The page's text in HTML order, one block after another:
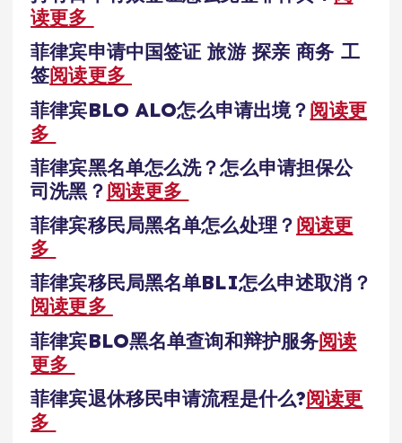
读更多
菲律宾申请中国签证 旅游 探亲 商务 工
签阅读更多
菲律宾BLO ALO怎么申请出境？阅读更
多
菲律宾黑名单怎么洗？怎么申请担保公
司洗黑？阅读更多
菲律宾移民局黑名单怎么处理？阅读更
多
菲律宾移民局黑名单BLI怎么申述取消？
阅读更多
菲律宾BLO黑名单查询和辩护服务阅读
更多
菲律宾退休移民申请流程是什么?阅读更
多